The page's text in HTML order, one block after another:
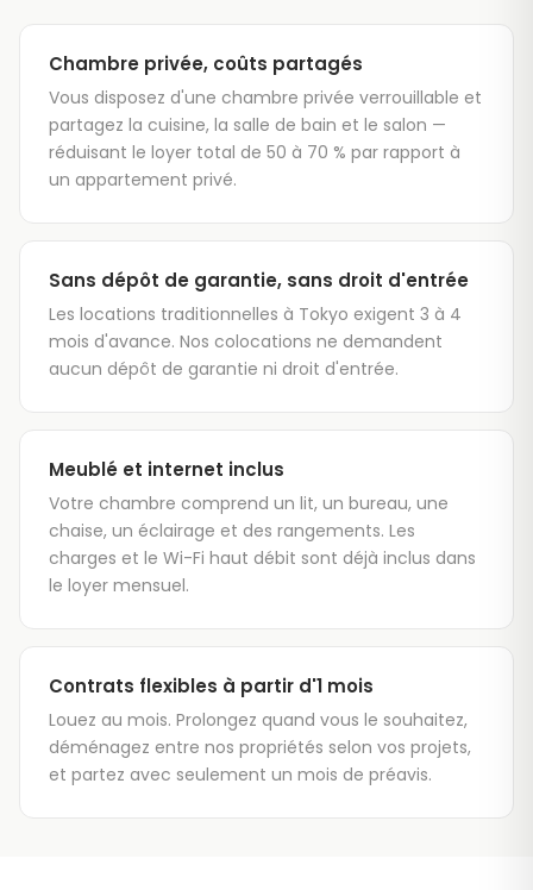
Chambre privée, coûts partagés
Vous disposez d'une chambre privée verrouillable et
partagez la cuisine, la salle de bain et le salon —
réduisant le loyer total de 50 à 70 % par rapport à
un appartement privé.
Sans dépôt de garantie, sans droit d'entrée
Les locations traditionnelles à Tokyo exigent 3 à 4
mois d'avance. Nos colocations ne demandent
aucun dépôt de garantie ni droit d'entrée.
Meublé et internet inclus
Votre chambre comprend un lit, un bureau, une
chaise, un éclairage et des rangements. Les
charges et le Wi-Fi haut débit sont déjà inclus dans
le loyer mensuel.
Contrats flexibles à partir d'1 mois
Louez au mois. Prolongez quand vous le souhaitez,
déménagez entre nos propriétés selon vos projets,
et partez avec seulement un mois de préavis.